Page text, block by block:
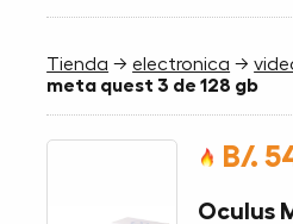
Tienda →electronica →
meta quest 3 de 128 gb
B/.
Oculus